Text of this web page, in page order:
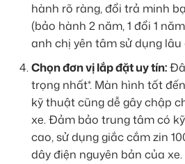
hành rõ ràng, đổi trả minh
(bảo hành 2 năm, 1 đổi 1
anh chị yên tâm sử dụng lâu
Chọn đơn vị lắp đặt uy tín:
trọng nhất*. Màn hình tốt
kỹ thuật cũng dễ gây chập
xe. Đảm bảo trung tâm có
cao, sử dụng giắc cắm zin
dây điện nguyên bản của xe.